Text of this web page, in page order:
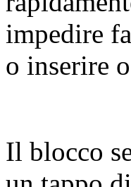
impedire
o inserire
Il blocco